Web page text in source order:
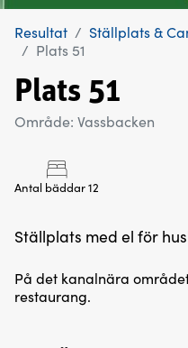
Resultat
Ställplats &
Plats 51
Plats 51
Område: Vassbacken
Antal bäddar 12
Ställplats med el för
På det kanalnära
restaurang.